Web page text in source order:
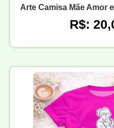
Arte Camisa Mãe Amor
R$: